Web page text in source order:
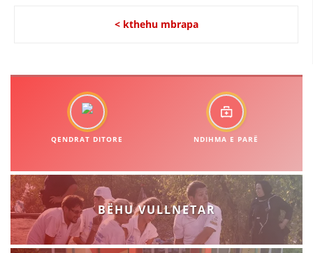
< kthehu mbrapa
QENDRAT DITORE NDIHMA E PARË
BËHU VULLNETAR